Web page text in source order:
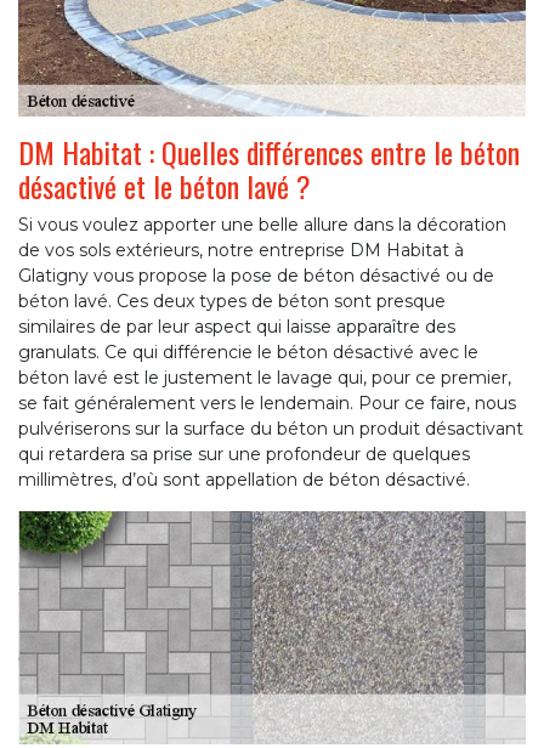
DM Habitat : Quelles différences entre le béton
désactivé et le béton lavé ?
Si vous voulez apporter une belle allure dans la décoration
de vos sols extérieurs, notre entreprise DM Habitat à
Glatigny vous propose la pose de béton désactivé ou de
béton lavé. Ces deux types de béton sont presque
similaires de par leur aspect qui laisse apparaître des
granulats. Ce qui différencie le béton désactivé avec le
béton lavé est le justement le lavage qui, pour ce premier,
se fait généralement vers le lendemain. Pour ce faire, nous
pulvériserons sur la surface du béton un produit désactivant
qui retardera sa prise sur une profondeur de quelques
millimètres, d’où sont appellation de béton désactivé.